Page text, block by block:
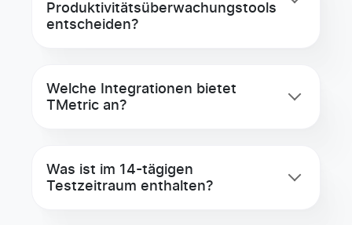
Produktivitätsüberwachungs­tools
entscheiden?
Welche Integrationen bietet
TMetric an?
Was ist im 14-tägigen
Testzeitraum enthalten?